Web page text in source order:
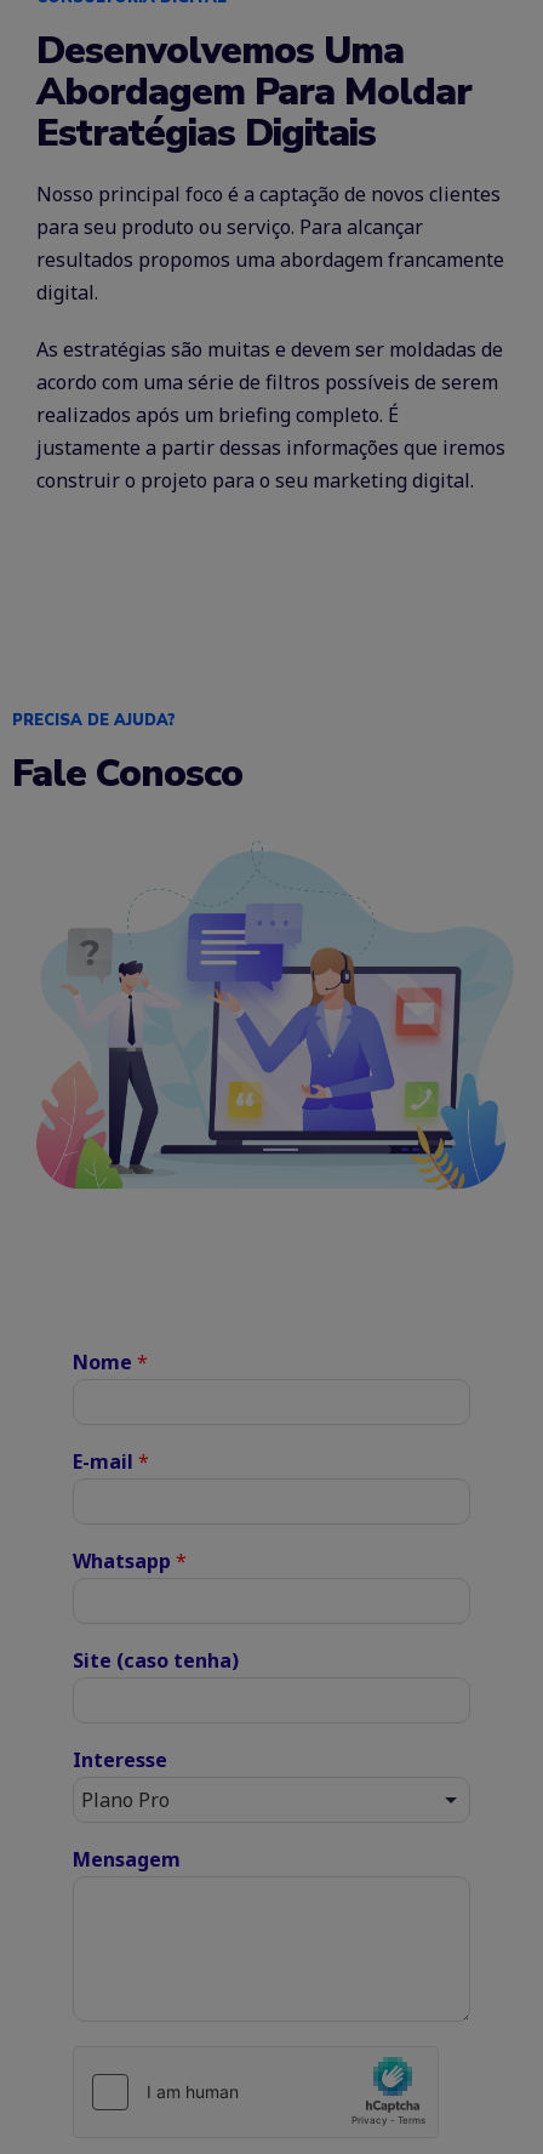
Desenvolvemos Uma
Abordagem Para Moldar
Estratégias Digitais
Nosso principal foco é a captação de novos clientes
para seu produto ou serviço. Para alcançar
resultados propomos uma abordagem francamente
digital.
As estratégias são muitas e devem ser moldadas de
acordo com uma série de filtros possíveis de serem
realizados após um briefing completo. É
justamente a partir dessas informações que iremos
construir o projeto para o seu marketing digital.
PRECISA DE AJUDA?
Fale Conosco
Nome *
E-mail *
Whatsapp *
Site (caso tenha)
Interesse
Mensagem